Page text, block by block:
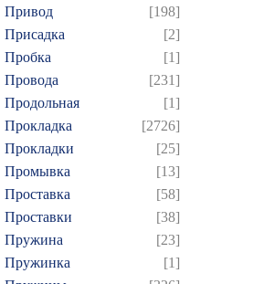
Привод
[198]
Присадка
[2]
Пробка
[1]
Провода
[231]
Продольная
[1]
Прокладка
[2726]
Прокладки
[25]
Промывка
[13]
Проставка
[58]
Проставки
[38]
Пружина
[23]
Пружинка
[1]